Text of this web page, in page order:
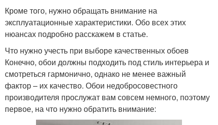
Кроме того, нужно обращать внимание на
эксплуатационные характеристики. Обо всех этих
нюансах подробно расскажем в статье.
Что нужно учесть при выборе качественных обоев
Конечно, обои должны подходить под стиль интерьера и
смотреться гармонично, однако не менее важный
фактор – их качество. Обои недобросовестного
производителя прослужат вам совсем немного, поэтому
первое, на что нужно обратить внимание: